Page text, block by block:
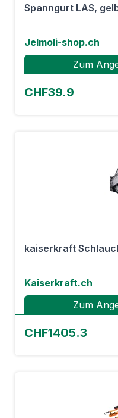
Spanngurt LAS,
Jelmoli-shop.ch
Zum
CHF39.9
kaiserkraft
Kaiserkraft.ch
Zum
CHF1405.3